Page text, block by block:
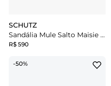
SCHUTZ
Sandália Mule Salto Maisie Nobuck Preta
R$ 590
-50%